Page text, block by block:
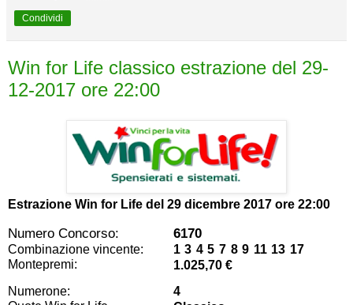
Condividi
Win for Life classico estrazione del 29-
12-2017 ore 22:00
Estrazione Win for Life del 29 dicembre 2017 ore 22:00
Numero Concorso: 6170
Combinazione vincente:
1 3 4 5 7 8 9 11 13 17
Montepremi:
1.025,70 €
Numerone:
4